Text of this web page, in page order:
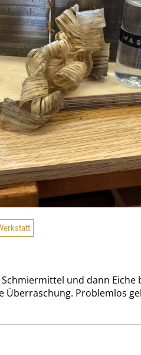
und dann Eiche
Überraschung. Problemlos